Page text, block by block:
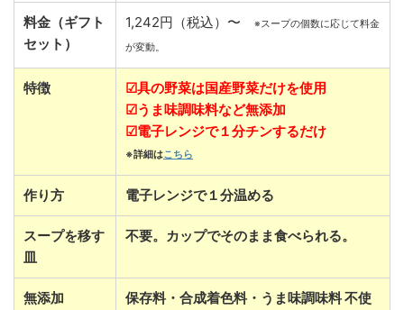
料金（ギフト
セット）
1,242円（税込）〜
※スープの個数に応じて料金
が変動。
特徴
☑具の野菜は国産野菜だけを使用
☑うま味調味料など無添加
☑電子レンジで１分チンするだけ
※詳細はこちら
作り方 電子レンジで１分温める
スープを移す
皿
不要。カップでそのまま食べられる。
無添加
保存料・合成着色料・うま味調味料 不使